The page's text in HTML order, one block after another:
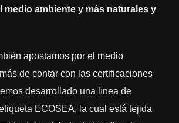
medio ambiente y más naturales y
apostamos por el medio
de contar con las certificaciones
desarrollado una línea de
ECOSEA, la cual está tejida